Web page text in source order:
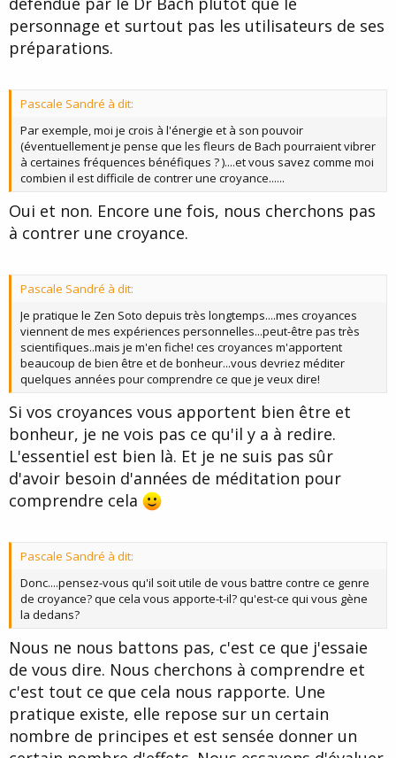
personnage et surtout pas les utilisateurs de ses
préparations.
Pascale Sandré à dit:
Par exemple, moi je crois à l'énergie et à son pouvoir
(éventuellement je pense que les fleurs de Bach pourraient vibrer
à certaines fréquences bénéfiques ? )....et vous savez comme moi
combien il est difficile de contrer une croyance......
Oui et non. Encore une fois, nous cherchons pas
à contrer une croyance.
Pascale Sandré à dit:
Je pratique le Zen Soto depuis très longtemps....mes croyances
viennent de mes expériences personnelles...peut-être pas très
scientifiques..mais je m'en fiche! ces croyances m'apportent
beaucoup de bien être et de bonheur...vous devriez méditer
quelques années pour comprendre ce que je veux dire!
Si vos croyances vous apportent bien être et
bonheur, je ne vois pas ce qu'il y a à redire.
L'essentiel est bien là. Et je ne suis pas sûr
d'avoir besoin d'années de méditation pour
comprendre cela
Pascale Sandré à dit:
Donc....pensez-vous qu'il soit utile de vous battre contre ce genre
de croyance? que cela vous apporte-t-il? qu'est-ce qui vous gène
la dedans?
Nous ne nous battons pas, c'est ce que j'essaie
de vous dire. Nous cherchons à comprendre et
c'est tout ce que cela nous rapporte. Une
pratique existe, elle repose sur un certain
nombre de principes et est sensée donner un